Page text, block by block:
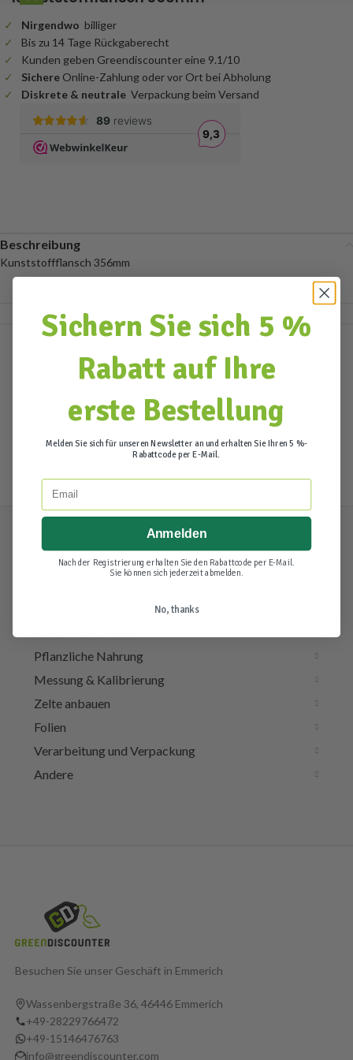
Nirgendwo billiger
Bis zu 14 Tage Rückgaberecht
Kunden geben Greendiscounter eine 9.1/10
Sichere Online-Zahlung oder vor Ort bei Abholung
Diskrete & neutrale Verpackung beim Versand
Beschreibung
Kunststoffflansch 356mm
Beleuchtung & Elektra
Pflanzliche Nahrung
Messung & Kalibrierung
Zelte anbauen
Folien
Verarbeitung und Verpackung
Andere
Besuchen Sie unser Geschäft in Emmerich
Wassenbergstraße 36, 46446 Emmerich
+49-28229766472
+49-15146476763
info@greendiscounter.com
Sichern Sie sich 5 %
Rabatt auf Ihre
erste Bestellung
Melden Sie sich für unseren Newsletter an und erhalten Sie Ihren 5 %-
Rabattcode per E-Mail.
Email
Anmelden
Nach der Registrierung erhalten Sie den Rabattcode per E-Mail.
Sie können sich jederzeit abmelden.
No, thanks